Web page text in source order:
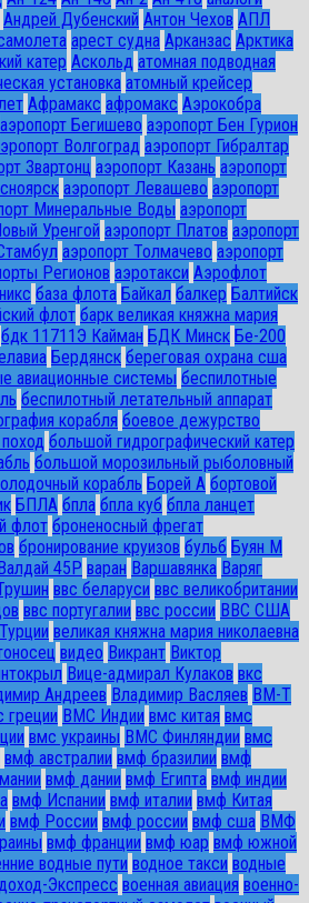
Андрей Дубенский Антон Чехов АПЛ
арест судна Арканзас Арктика
катер Аскольд атомная подводная
установка атомный крейсер
Афрамакс афромакс Аэрокобра
аэропорт Бегишево аэропорт Бен Гурион
Волгоград аэропорт Гибралтар
Звартонц аэропорт Казань аэропорт
аэропорт Левашево аэропорт
Минеральные Воды аэропорт
Уренгой аэропорт Платов аэропорт
аэропорт Толмачево аэропорт
Регионов аэротакси Аэрофлот
база флота Байкал балкер Балтийск
флот барк великая княжна мария
бдк 11711Э Кайман БДК Минск Бе-200
Бердянск береговая охрана сша
авиационные системы беспилотные
беспилотный летательный аппарат
корабля боевое дежурство
большой гидрографический катер
большой морозильный рыболовный
корабль Борей А бортовой
БПЛА бпла бпла куб бпла ланцет
флот броненосный фрегат
бронирование круизов бульб Буян М
Валдай 45Р варан Варшавянка Варяг
ввс беларуси ввс великобритании
ввс португалии ввс россии ВВС США
великая княжна мария николаевна
видео Викрант Виктор
Вице-адмирал Кулаков вкс
Андреев Владимир Васляев ВМ-Т
греции ВМС Индии вмс китая вмс
вмс украины ВМС Финляндии вмс
вмф австралии вмф бразилии вмф
вмф дании вмф Египта вмф индии
вмф Испании вмф италии вмф Китая
вмф России вмф россии вмф сша ВМФ
вмф франции вмф юар вмф южной
водные пути водное такси водные
Экспресс военная авиация военно-